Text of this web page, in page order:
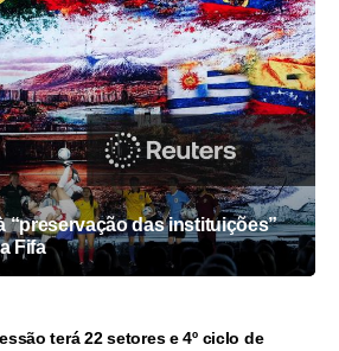
“preservação das instituições”
Fifa
terá 22 setores e 4º ciclo de